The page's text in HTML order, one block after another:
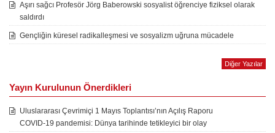
Aşırı sağcı Profesör Jörg Baberowski sosyalist öğrenciye fiziksel olarak
saldırdı
Gençliğin küresel radikalleşmesi ve sosyalizm uğruna mücadele
Diğer Yazılar
Yayın Kurulunun Önerdikleri
Uluslararası Çevrimiçi 1 Mayıs Toplantısı’nın Açılış Raporu
COVID-19 pandemisi: Dünya tarihinde tetikleyici bir olay